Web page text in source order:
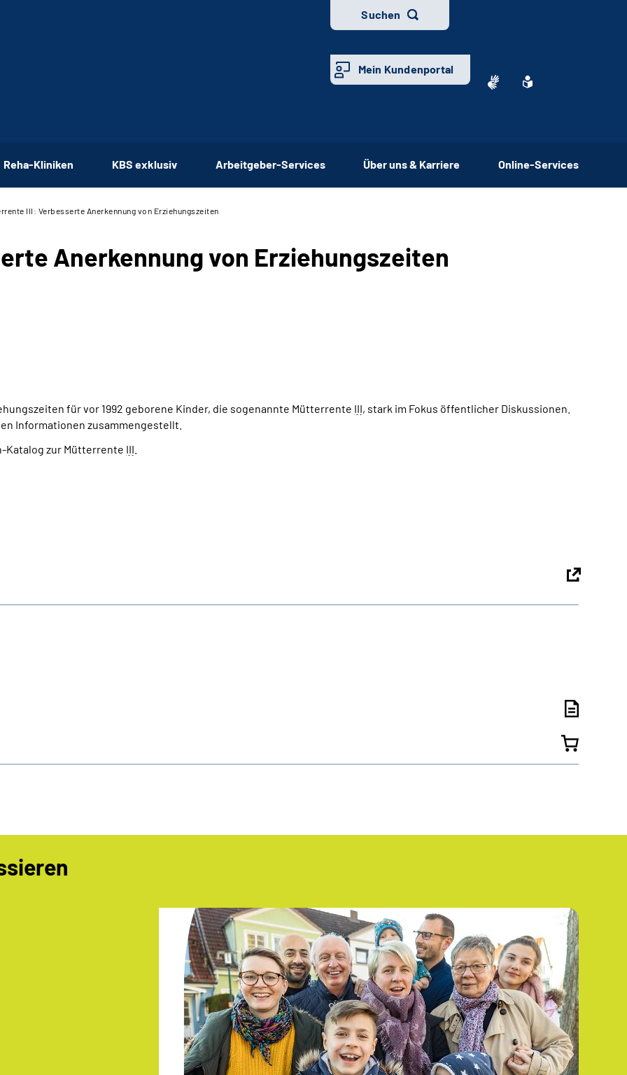
Suchen
Mein Kundenportal
Reha-Kliniken KBS exklusiv Arbeitgeber-Services Über uns & Karriere Online-Services
III: Verbesserte Anerkennung von Erziehungszeiten
Anerkennung von Erziehungszeiten
für vor 1992 geborene Kinder, die sogenannte Mütterrente III, stark im Fokus öffentlicher Diskussionen.
Informationen zusammengestellt.
Katalog zur Mütterrente III